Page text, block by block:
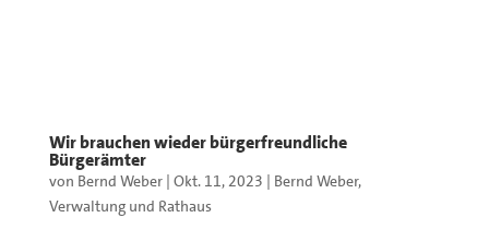
Wir brauchen wieder bürgerfreundliche
Bürgerämter
von Bernd Weber| Okt. 11, 2023 | Bernd Weber,
Verwaltung und Rathaus